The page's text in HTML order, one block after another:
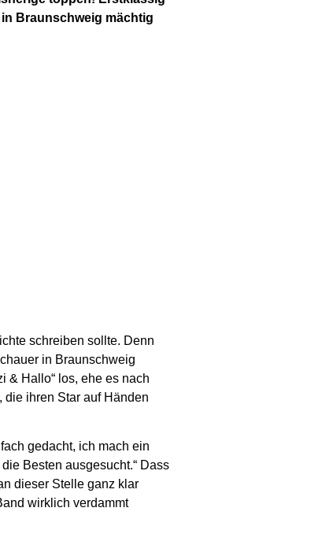
Braunschweig mächtig
schreiben sollte. Denn
in Braunschweig
& Hallo“ los, ehe es nach
die ihren Star auf Händen
gedacht, ich mach ein
Besten ausgesucht.“ Dass
dieser Stelle ganz klar
wirklich verdammt